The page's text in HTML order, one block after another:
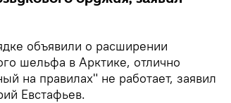
объявили о расширении
шельфа в Арктике, отлично
на правилах" не работает, заявил
Евстафьев.